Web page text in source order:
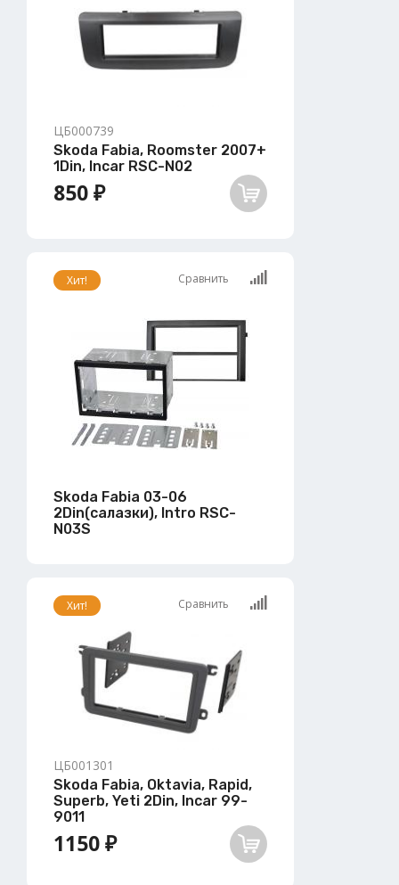
ЦБ000739
Skoda Fabia, Roomster 2007+
1Din, Incar RSC-N02
850 ₽
Хит! Сравнить
Skoda Fabia 03-06
2Din(салазки), Intro RSC-
N03S
Хит! Сравнить
ЦБ001301
Skoda Fabia, Oktavia, Rapid,
Superb, Yeti 2Din, Incar 99-
9011
1150 ₽